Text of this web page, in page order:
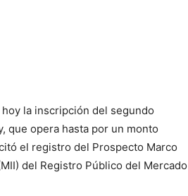
la inscripción del segundo
que opera hasta por un monto
el registro del Prospecto Marco
del Registro Público del Mercado